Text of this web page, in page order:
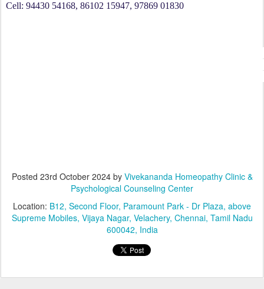
Cell: 94430 54168, 86102 15947, 97869 01830
Posted 23rd October 2024by Vivekananda Homeopathy Clinic &
Psychological Counseling Center
Location: B12, Second Floor, Paramount Park - Dr Plaza, above
Supreme Mobiles, Vijaya Nagar, Velachery, Chennai, Tamil Nadu
600042, India